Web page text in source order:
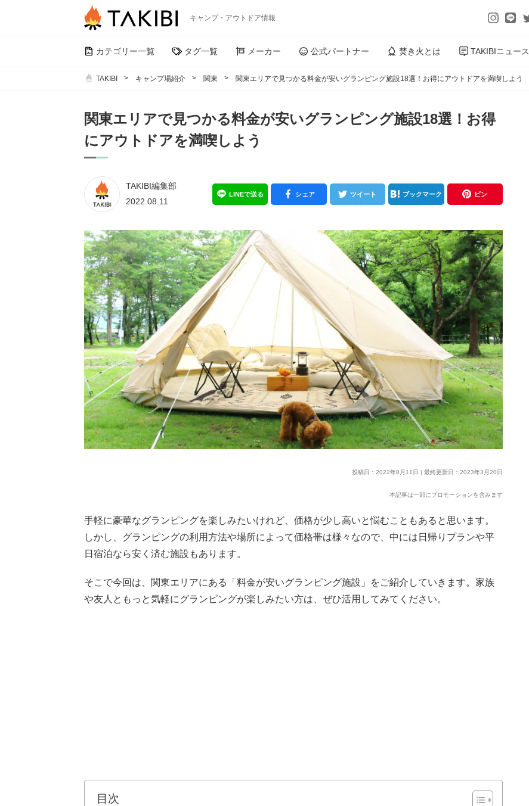
キャンプ・アウトドア情報
カテゴリー一覧 タグ一覧 メーカー 公式パートナー 焚き火とは TAKIBIニュース
TAKIBI キャンプ場紹介 関東 関東エリアで見つかる料金が安いグランピング施設18選！お得にアウトドアを満喫しよう
関東エリアで見つかる料金が安いグランピング施設18選！お得
にアウトドアを満喫しよう
TAKIBI編集部
2022.08.11
LINEで送る シェア ツイート ブックマーク ピン
投稿日：2022年8月11日 | 最終更新日：2023年3月20日
本記事は一部にプロモーションを含みます
手軽に豪華なグランピングを楽しみたいけれど、価格が少し高いと悩むこともあると思います。
しかし、グランピングの利用方法や場所によって価格帯は様々なので、中には日帰りプランや平
日宿泊なら安く済む施設もあります。
そこで今回は、関東エリアにある「料金が安いグランピング施設」をご紹介していきます。家族
や友人ともっと気軽にグランピングが楽しみたい方は、ぜひ活用してみてください。
目次